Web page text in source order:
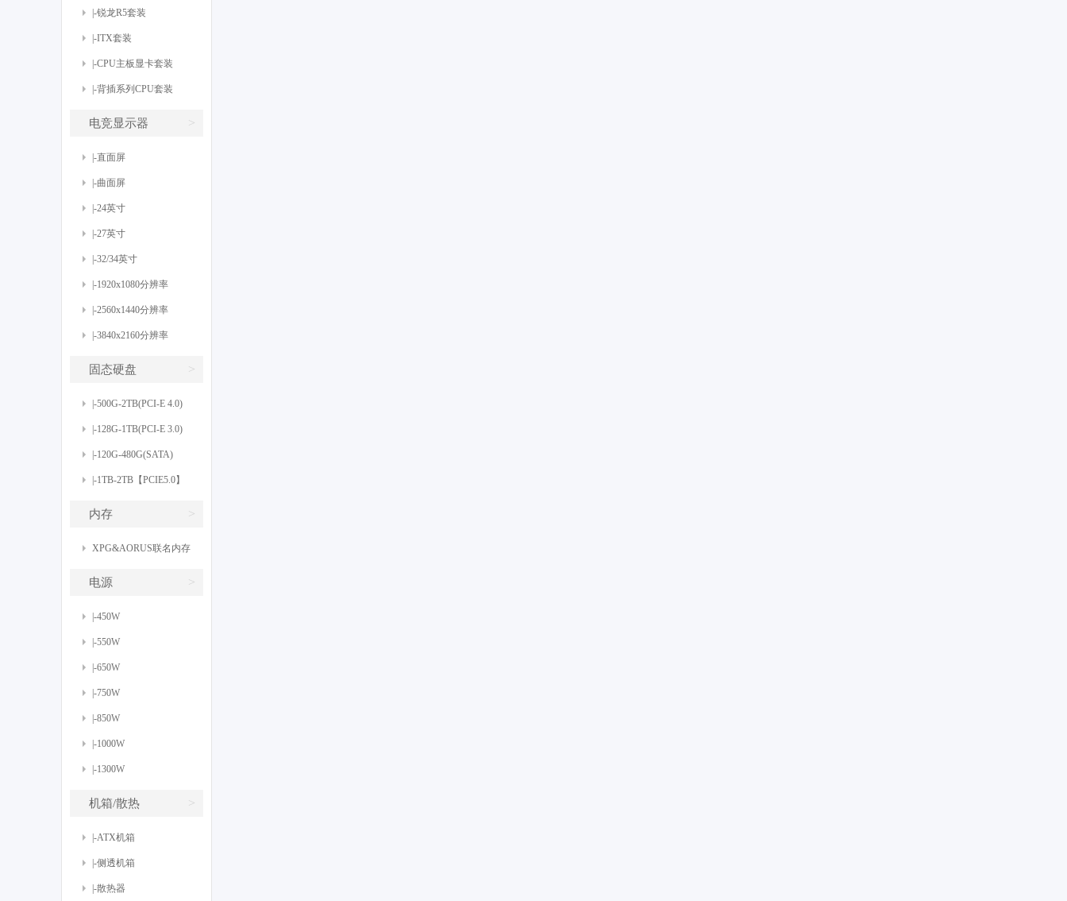
|-锐龙R5套装
|-ITX套装
|-CPU主板显卡套装
|-背插系列CPU套装
电竞显示器 >
|-直面屏
|-曲面屏
|-24英寸
|-27英寸
|-32/34英寸
|-1920x1080分辨率
|-2560x1440分辨率
|-3840x2160分辨率
固态硬盘 >
|-500G-2TB(PCI-E 4.0)
|-128G-1TB(PCI-E 3.0)
|-120G-480G(SATA)
|-1TB-2TB【PCIE5.0】
内存 >
XPG&AORUS联名内存
电源 >
|-450W
|-550W
|-650W
|-750W
|-850W
|-1000W
|-1300W
机箱/散热 >
|-ATX机箱
|-侧透机箱
|-散热器